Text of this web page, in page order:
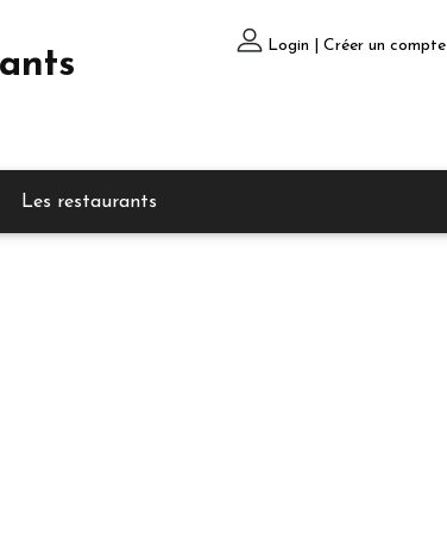
Login | Créer un compte
Les restaurants